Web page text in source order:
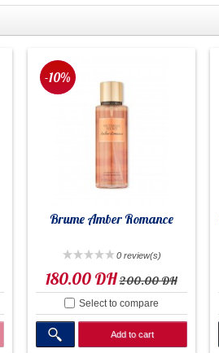
Brume Amber Romance
0 review(s)
-10%
180.00 DH200.00 DH
Select to compare
Add to cart